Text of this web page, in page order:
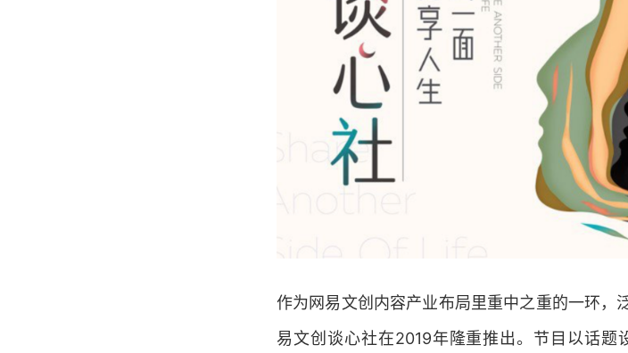
作为网易文创内容产业布局里重中之重的一环
易文创谈心社在2019年隆重推出。节目以话题